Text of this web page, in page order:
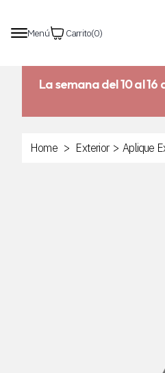
Menú Carrito(0)
La semana del 10 al
Home > Exterior > Aplique